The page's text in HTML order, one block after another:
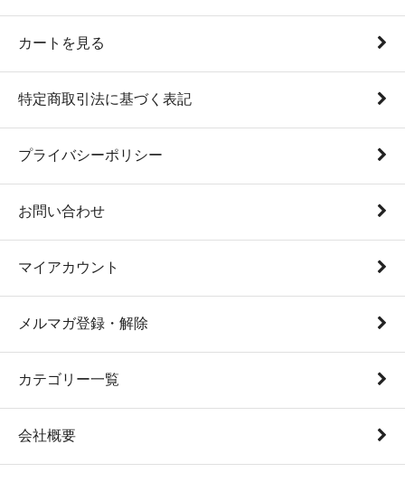
カートを見る
特定商取引法に基づく表記
プライバシーポリシー
お問い合わせ
マイアカウント
メルマガ登録・解除
カテゴリー一覧
会社概要